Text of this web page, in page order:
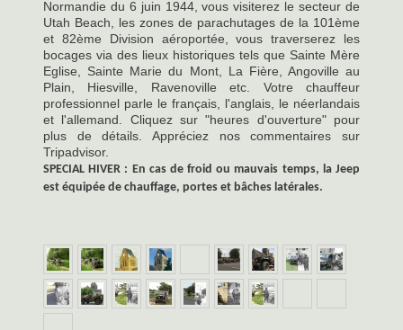
Normandie du 6 juin 1944, vous visiterez le secteur de
Utah Beach, les zones de parachutages de la 101ème
et 82ème Division aéroportée, vous traverserez les
bocages via des lieux historiques tels que Sainte Mère
Eglise, Sainte Marie du Mont, La Fière, Angoville au
Plain, Hiesville, Ravenoville etc. Votre chauffeur
professionnel parle le français, l'anglais, le néerlandais
et l'allemand. Cliquez sur "heures d'ouverture" pour
plus de détails. Appréciez nos commentaires sur
Tripadvisor.
SPECIAL HIVER : En cas de froid ou mauvais temps, la Jeep
est équipée de chauffage, portes et bâches latérales.